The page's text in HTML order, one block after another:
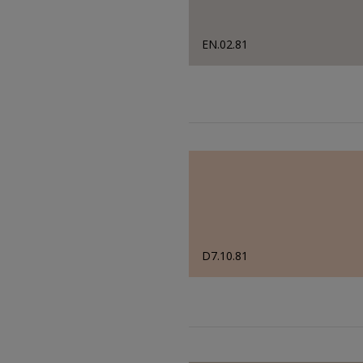
EN.02.81
D7.10.81